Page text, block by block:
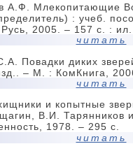
А.Ф. Млекопитающие
: учеб.
2005. – 157 с. : ил.
читать
Повадки диких
– М. : КомКнига,
читать
и копытные
В.И. Тарянников
1978. – 295 с.
читать